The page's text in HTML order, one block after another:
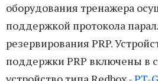
оборудования тренажера
поддержкой протокола
резервирования PRP.
поддержки PRP включены в